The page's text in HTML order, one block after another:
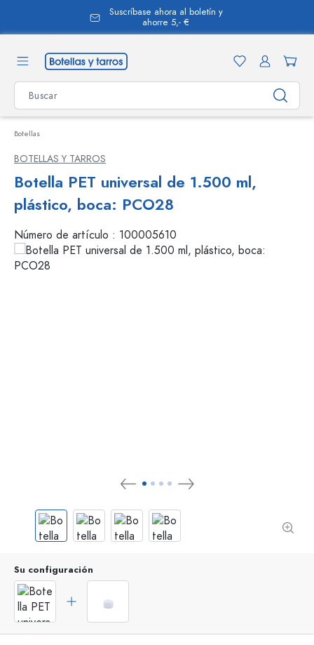
Suscríbase ahora al boletín y
ahorre 5,- €
Botellas
BOTELLAS Y TARROS
Botella PET universal de 1.500 ml,
plástico, boca: PCO28
Número de artículo : 100005610
Su configuración